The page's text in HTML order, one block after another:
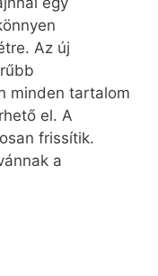
Az új
minden tartalom
el. A
frissítik.
a